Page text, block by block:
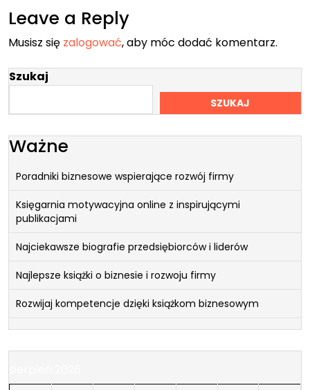
Leave a Reply
Musisz się zalogować, aby móc dodać komentarz.
Szukaj
SZUKAJ
Ważne
Poradniki biznesowe wspierające rozwój firmy
Księgarnia motywacyjna online z inspirującymi
publikacjami
Najciekawsze biografie przedsiębiorców i liderów
Najlepsze książki o biznesie i rozwoju firmy
Rozwijaj kompetencje dzięki książkom biznesowym